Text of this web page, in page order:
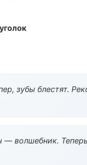
зубы блестят.
— волшебник.